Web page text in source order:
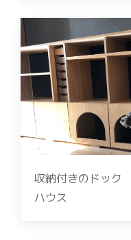
収納付きのドック
ハウス